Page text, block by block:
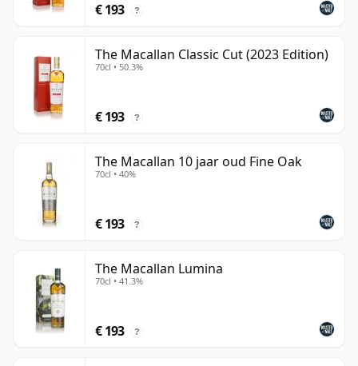
€ 193 ?
The Macallan Classic Cut (2023 Edition)
70cl • 50.3%
€ 193 ?
The Macallan 10 jaar oud Fine Oak
70cl • 40%
€ 193 ?
The Macallan Lumina
70cl • 41.3%
€ 193 ?